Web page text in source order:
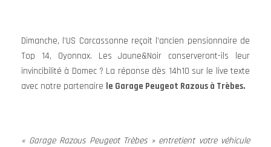
Dimanche, l’US Carcassonne reçoit l’ancien pensionnaire de
Top 14, Oyonnax. Les Jaune&Noir conserveront-ils leur
invincibilité à Domec ? La réponse dès 14h10 sur le live texte
avec notre partenaire le Garage Peugeot Razous à Trèbes.
« Garage Razous Peugeot Trèbes » entretient votre véhicule